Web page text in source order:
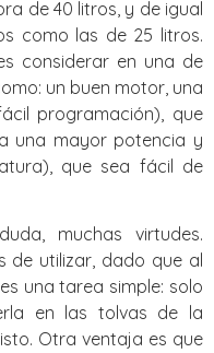
de 40 litros, y de igual
como las de 25 litros.
considerar en una de
un buen motor, una
programación), que
una mayor potencia y
que sea fácil de
muchas virtudes.
de utilizar, dado que al
una tarea simple: solo
en las tolvas de la
Otra ventaja es que